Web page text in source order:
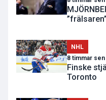
”frälsaren”
NHL
8 timmar sen
Finske
Toronto